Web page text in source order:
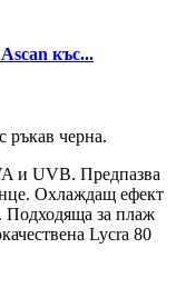
къс...
ръкав черна.
и UVB. Предпазва
Охлаждащ ефект
Подходяща за плаж
Lycra 80